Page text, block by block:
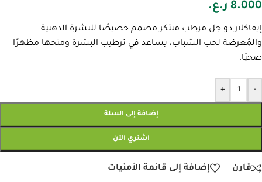
8.000 ر.ع.
إيفاكلار دو جل مرطب مبتكر مصمم خصيصًا للبشرة الدهنية
والمُعرضة لحب الشباب، يساعد في ترطيب البشرة ومنحها مظهرًا
صحيًا.
-
+
إضافة إلى السلة
اشتري الآن
قارن إضافة إلى قائمة الأمنيات